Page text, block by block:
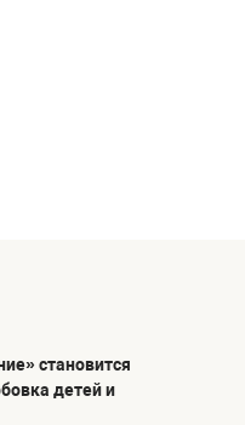
становится
детей и